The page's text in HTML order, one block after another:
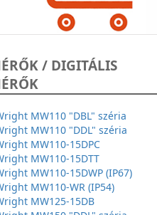
/ DIGITÁLIS
MW110 "DBL" széria
MW110 "DDL" széria
MW110-15DPC
MW110-15DTT
MW110-15DWP (IP67)
MW110-WR (IP54)
MW125-15DB